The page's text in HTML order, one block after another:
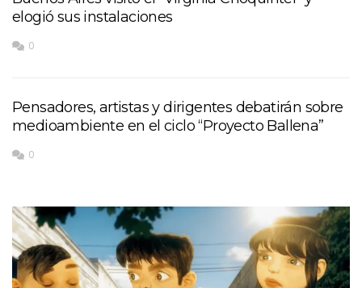
elogió sus instalaciones
0
Pensadores, artistas y dirigentes debatirán sobre
medioambiente en el ciclo “Proyecto Ballena”
0